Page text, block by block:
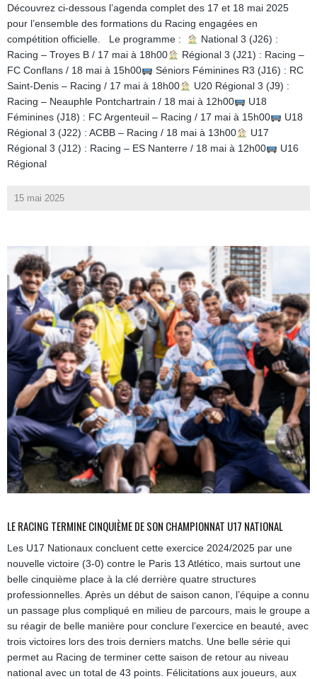
Découvrez ci-dessous l’agenda complet des 17 et 18 mai 2025
pour l’ensemble des formations du Racing engagées en
compétition officielle. Le programme :
National 3 (J26) :
Racing – Troyes B / 17 mai à 18h00
Régional 3 (J21) : Racing –
FC Conflans / 18 mai à 15h00
Séniors Féminines R3 (J16) : RC
Saint-Denis – Racing / 17 mai à 18h00
U20 Régional 3 (J9) :
Racing – Neauphle Pontchartrain / 18 mai à 12h00
U18
Féminines (J18) : FC Argenteuil – Racing / 17 mai à 15h00
U18
Régional 3 (J22) : ACBB – Racing / 18 mai à 13h00
U17
Régional 3 (J12) : Racing – ES Nanterre / 18 mai à 12h00
U16
Régional
15 mai 2025
LE RACING TERMINE CINQUIÈME DE SON CHAMPIONNAT U17 NATIONAL
Les U17 Nationaux concluent cette exercice 2024/2025 par une
nouvelle victoire (3-0) contre le Paris 13 Atlético, mais surtout une
belle cinquième place à la clé derrière quatre structures
professionnelles. Après un début de saison canon, l’équipe a connu
un passage plus compliqué en milieu de parcours, mais le groupe a
su réagir de belle manière pour conclure l’exercice en beauté, avec
trois victoires lors des trois derniers matchs. Une belle série qui
permet au Racing de terminer cette saison de retour au niveau
national avec un total de 43 points. Félicitations aux joueurs, aux